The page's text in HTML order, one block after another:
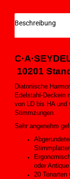
Beschreibung
10201
Diatonische
Edelstahl-Deckeln
von LD bis HA und
Stimmzungen
Sehr angenehm
oder Antique
20 Tonarten